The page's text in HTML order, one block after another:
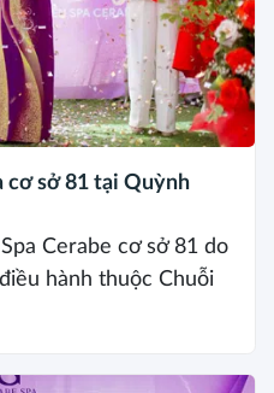
cơ sở 81 tại Quỳnh
Cerabe cơ sở 81 do
hành thuộc Chuỗi